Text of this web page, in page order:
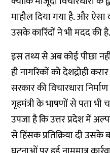
माहौल दिया गया है. और
उसके कारिंदों ने भी मदद की है.
इस तथ्य से अब कोई पीछा
ही नागरिकों को देशद्रोही
सरकार की विचारधारा
गृहमंत्री के भाषणों से पता
उपजा है कि उत्तर प्रदेश में
से हिंसक प्रतिक्रिया दी